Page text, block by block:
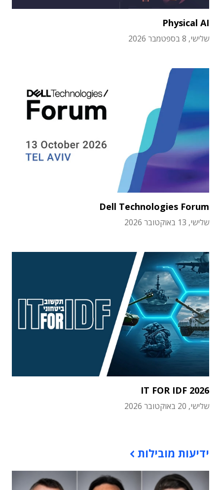
Physical AI
שלישי, 8 בספטמבר 2026
Dell Technologies Forum
שלישי, 13 באוקטובר 2026
IT FOR IDF 2026
שלישי, 20 באוקטובר 2026
ידיעות מובילות